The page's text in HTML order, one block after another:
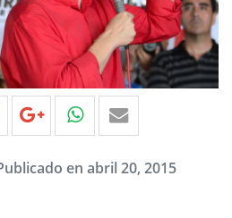
en abril 20, 2015